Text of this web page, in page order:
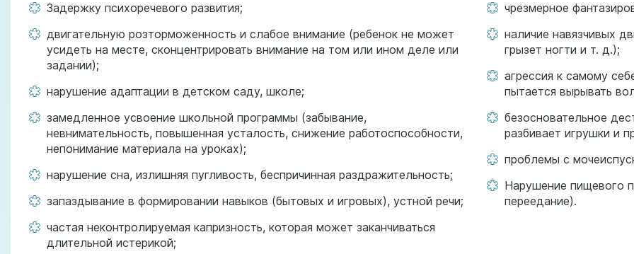
Задержку психоречевого развития;
двигательную розторможенность и слабое внимание (ребенок не может
усидеть на месте, сконцентрировать внимание на том или ином деле или
задании);
нарушение адаптации в детском саду, школе;
замедленное усвоение школьной программы (забывание,
невнимательность, повышенная усталость, снижение работоспособности,
непонимание материала на уроках);
нарушение сна, излишняя пугливость, беспричинная раздражительность;
запаздывание в формировании навыков (бытовых и игровых), устной речи;
частая неконтролируемая капризность, которая может заканчиваться
длительной истерикой;
чрезмерное
наличие навязчивых
грызет ногти и т. д.);
агрессия к самому
пытается вырывать
безосновательное
разбивает игрушки и
проблемы с
Нарушение пищевого
переедание).